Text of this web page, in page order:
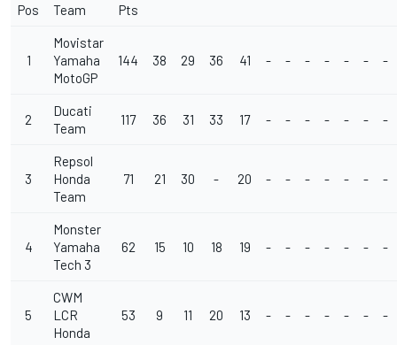
Pos Team Pts
1
Movistar
Yamaha
MotoGP
144 38 29 36 41 - - - - - - -
2
Ducati
Team
117 36 31 33 17 - - - - - - -
3
Repsol
Honda
Team
71 21 30 - 20 - - - - - - -
4
Monster
Yamaha
Tech 3
62 15 10 18 19 - - - - - - -
5
CWM
LCR
Honda
53 9 11 20 13 - - - - - - -